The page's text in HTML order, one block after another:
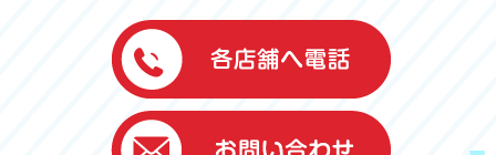
伊藤車輌（本社）
050-5851-0337
グッドワン浜松
050-5851-0338